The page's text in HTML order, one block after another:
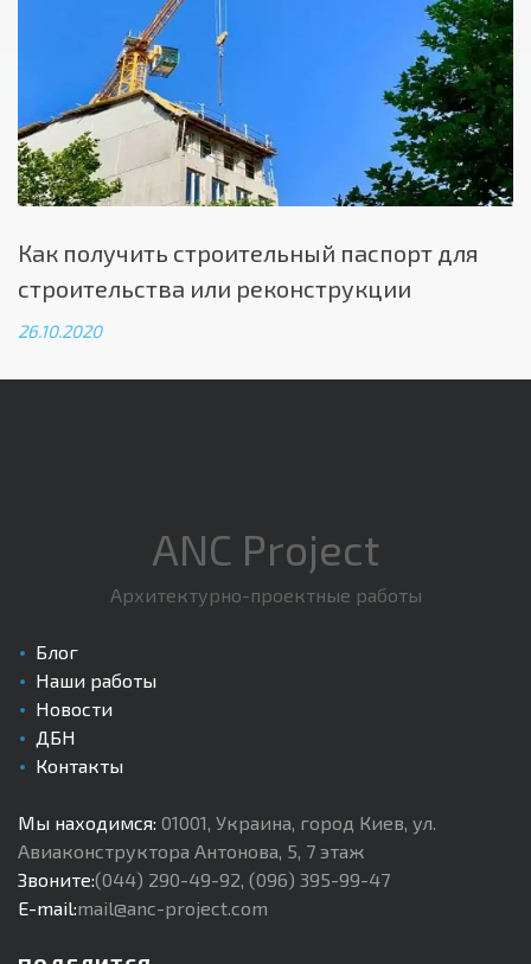
Как получить строительный паспорт для
строительства или реконструкции
26.10.2020
ANC Project
Архитектурно-проектные работы
Блог
Наши работы
Новости
ДБН
Контакты
Мы находимся: 01001, Украина, город Киев, ул.
Авиаконструктора Антонова, 5, 7 этаж
Звоните:(044) 290-49-92, (096) 395-99-47
E-mail:mail@anc-project.com